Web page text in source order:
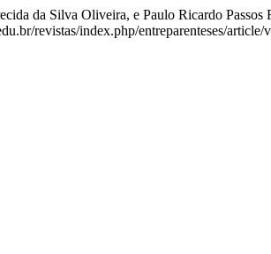
da Silva Oliveira, e Paulo Ricardo
revistas/index.php/entreparenteses/article/